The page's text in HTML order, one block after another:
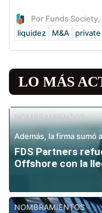
Por Funds
liquidez
M&A private
LO MÁS
NOMBRAMIENTOS
Además, la firma sumó
FDS Partners
Offshore con la
NOMBRAMIENTOS